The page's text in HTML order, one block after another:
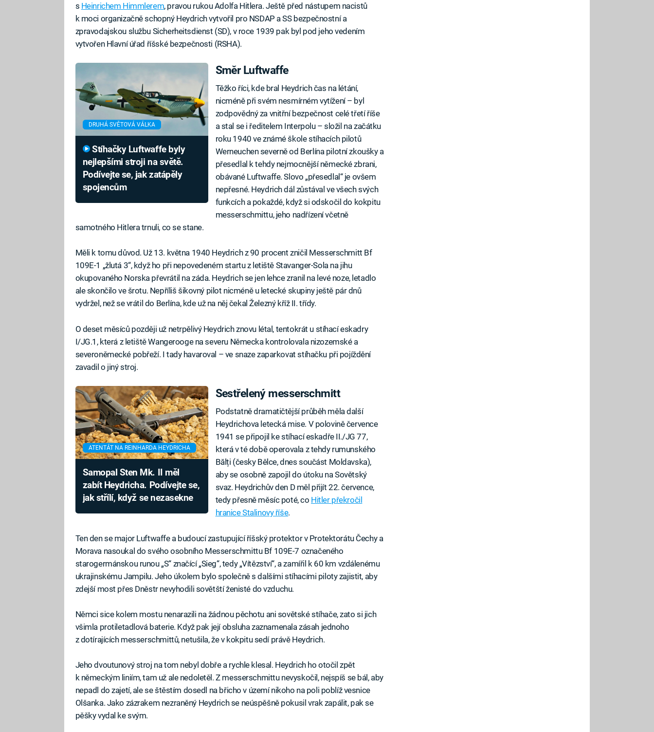
s Heinrichem Himmlerem, pravou rukou Adolfa Hitlera. Ještě před nástupem nacistů
k moci organizačně schopný Heydrich vytvořil pro NSDAP a SS bezpečnostní a
zpravodajskou službu Sicherheitsdienst (SD), v roce 1939 pak byl pod jeho vedením
vytvořen Hlavní úřad říšské bezpečnosti (RSHA).
DRUHÁ SVĚTOVÁ VÁLKA
Stíhačky Luftwaffe byly
nejlepšími stroji na světě.
Podívejte se, jak zatápěly
spojencům
Směr Luftwaffe
Těžko říci, kde bral Heydrich čas na létání,
nicméně při svém nesmírném vytížení – byl
zodpovědný za vnitřní bezpečnost celé třetí říše
a stal se i ředitelem Interpolu – složil na začátku
roku 1940 ve známé škole stíhacích pilotů
Werneuchen severně od Berlína pilotní zkoušky a
přesedlal k tehdy nejmocnější německé zbrani,
obávané Luftwaffe. Slovo „přesedlal“ je ovšem
nepřesné. Heydrich dál zůstával ve všech svých
funkcích a pokaždé, když si odskočil do kokpitu
messerschmittu, jeho nadřízení včetně
samotného Hitlera trnuli, co se stane.
Měli k tomu důvod. Už 13. května 1940 Heydrich z 90 procent zničil Messerschmitt Bf
109E-1 „žlutá 3“, když ho při nepovedeném startu z letiště Stavanger-Sola na jihu
okupovaného Norska převrátil na záda. Heydrich se jen lehce zranil na levé noze, letadlo
ale skončilo ve šrotu. Nepříliš šikovný pilot nicméně u letecké skupiny ještě pár dnů
vydržel, než se vrátil do Berlína, kde už na něj čekal Železný kříž II. třídy.
O deset měsíců později už netrpělivý Heydrich znovu létal, tentokrát u stíhací eskadry
I/JG.1, která z letiště Wangerooge na severu Německa kontrolovala nizozemské a
severoněmecké pobřeží. I tady havaroval – ve snaze zaparkovat stíhačku při pojíždění
zavadil o jiný stroj.
ATENTÁT NA REINHARDA HEYDRICHA
Samopal Sten Mk. II měl
zabít Heydricha. Podívejte se,
jak střílí, když se nezasekne
Sestřelený messerschmitt
Podstatně dramatičtější průběh měla další
Heydrichova letecká mise. V polovině července
1941 se připojil ke stíhací eskadře II./JG 77,
která v té době operovala z tehdy rumunského
Bălți (česky Bělce, dnes součást Moldavska),
aby se osobně zapojil do útoku na Sovětský
svaz. Heydrichův den D měl přijít 22. července,
tedy přesně měsíc poté, co Hitler překročil
hranice Stalinovy říše.
Ten den se major Luftwaffe a budoucí zastupující říšský protektor v Protektorátu Čechy a
Morava nasoukal do svého osobního Messerschmittu Bf 109E-7 označeného
starogermánskou runou „S“ značící „Sieg“, tedy „Vítězství“, a zamířil k 60 km vzdálenému
ukrajinskému Jampilu. Jeho úkolem bylo společně s dalšími stíhacími piloty zajistit, aby
zdejší most přes Dněstr nevyhodili sovětští ženisté do vzduchu.
Němci sice kolem mostu nenarazili na žádnou pěchotu ani sovětské stíhače, zato si jich
všimla protiletadlová baterie. Když pak její obsluha zaznamenala zásah jednoho
z dotírajících messerschmittů, netušila, že v kokpitu sedí právě Heydrich.
Jeho dvoutunový stroj na tom nebyl dobře a rychle klesal. Heydrich ho otočil zpět
k německým liniím, tam už ale nedoletěl. Z messerschmittu nevyskočil, nejspíš se bál, aby
nepadl do zajetí, ale se štěstím dosedl na břicho v území nikoho na poli poblíž vesnice
Olšanka. Jako zázrakem nezraněný Heydrich se neúspěšně pokusil vrak zapálit, pak se
pěšky vydal ke svým.